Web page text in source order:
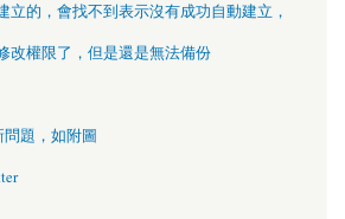
立的，會找不到表示沒有成功自動建立，
改權限了，但是還是無法備份
問題，如附圖